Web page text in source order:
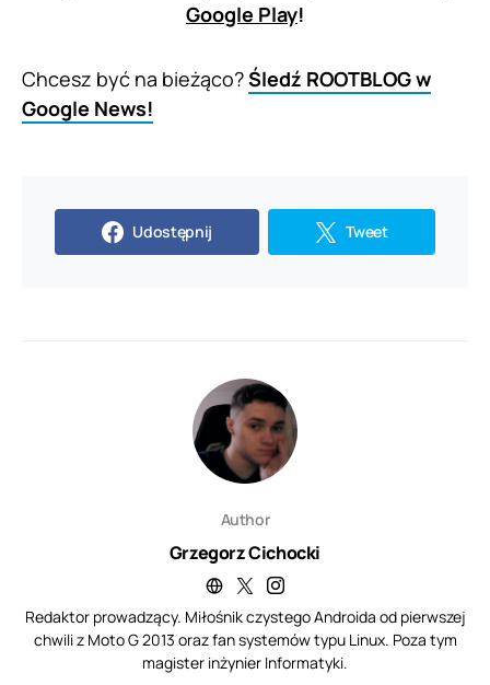
Google Play!
Chcesz być na bieżąco?Śledź ROOTBLOG w
Google News!
Udostępnij Tweet
Author
Grzegorz Cichocki
Redaktor prowadzący. Miłośnik czystego Androida od pierwszej
chwili z Moto G 2013 oraz fan systemów typu Linux. Poza tym
magister inżynier Informatyki.